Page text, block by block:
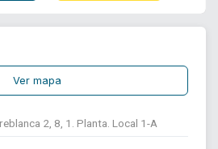
Ver mapa
2, 8, 1. Planta. Local 1-A